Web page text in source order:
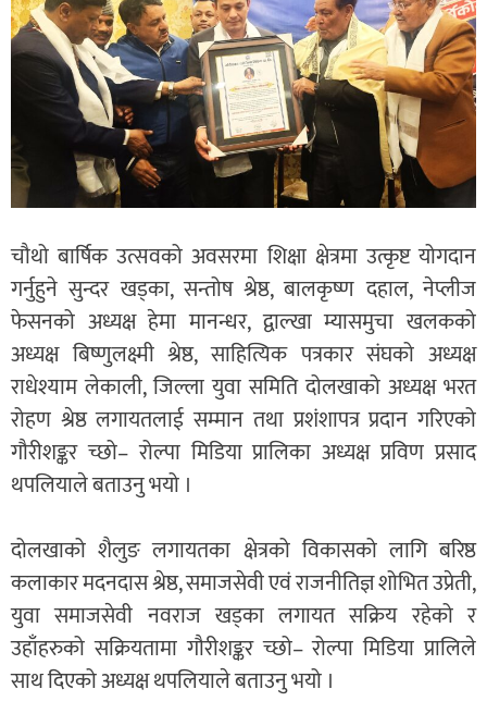
चौथो बार्षिक उत्सवको अवसरमा शिक्षा क्षेत्रमा उत्कृष्ट योगदान
गर्नुहुने सुन्दर खड्का, सन्तोष श्रेष्ठ, बालकृष्ण दहाल, नेप्लीज
फेसनको अध्यक्ष हेमा मानन्धर, द्वाल्खा म्यासमुचा खलकको
अध्यक्ष बिष्णुलक्ष्मी श्रेष्ठ, साहित्यिक पत्रकार संघको अध्यक्ष
राधेश्याम लेकाली, जिल्ला युवा समिति दोलखाको अध्यक्ष भरत
रोहण श्रेष्ठ लगायतलाई सम्मान तथा प्रशंशापत्र प्रदान गरिएको
गौरीशङ्कर च्छो– रोल्पा मिडिया प्रालिका अध्यक्ष प्रविण प्रसाद
थपलियाले बताउनु भयो ।
दोलखाको शैलुङ लगायतका क्षेत्रको विकासको लागि बरिष्ठ
कलाकार मदनदास श्रेष्ठ, समाजसेवी एवं राजनीतिज्ञ शोभित उप्रेती,
युवा समाजसेवी नवराज खड्का लगायत सक्रिय रहेको र
उहाँहरुको सक्रियतामा गौरीशङ्कर च्छो– रोल्पा मिडिया प्रालिले
साथ दिएको अध्यक्ष थपलियाले बताउनु भयो ।